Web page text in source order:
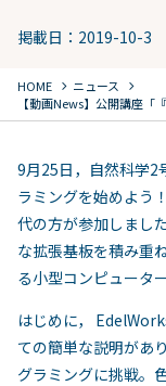
掲載日：2019-10-3
HOME chevron_right ニュース chevron_right
【動画News】公開講座
9月25日，自然科学2
ラミングを始めよう
代の方が参加しまし
な拡張基板を積み重
る小型コンピュータ
はじめに，
ての簡単な説明があ
グラミングに挑戦。